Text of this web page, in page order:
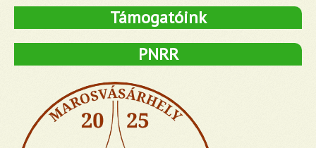
Támogatóink
PNRR